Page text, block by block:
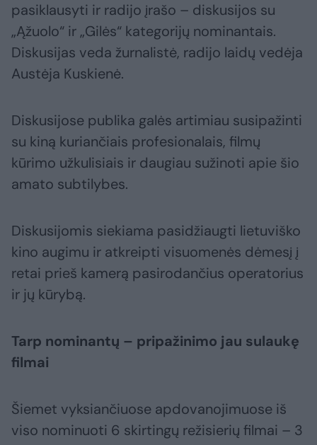
pasiklausyti ir radijo įrašo – diskusijos su
„Ąžuolo“ ir „Gilės“ kategorijų nominantais.
Diskusijas veda žurnalistė, radijo laidų vedėja
Austėja Kuskienė.
Diskusijose publika galės artimiau susipažinti
su kiną kuriančiais profesionalais, filmų
kūrimo užkulisiais ir daugiau sužinoti apie šio
amato subtilybes.
Diskusijomis siekiama pasidžiaugti lietuviško
kino augimu ir atkreipti visuomenės dėmesį į
retai prieš kamerą pasirodančius operatorius
ir jų kūrybą.
Tarp nominantų – pripažinimo jau sulaukę
filmai
Šiemet vyksiančiuose apdovanojimuose iš
viso nominuoti 6 skirtingų režisierių filmai – 3